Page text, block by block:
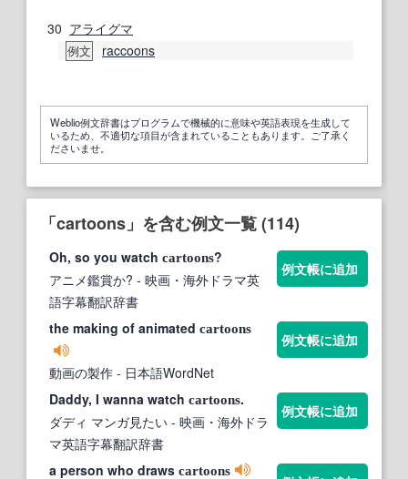
30 アライグマ
例文 raccoons
Weblio例文辞書はプログラムで機械的に意味や英語表現を生成して
いるため、不適切な項目が含まれていることもあります。ご了承く
ださいませ。
「cartoons」を含む例文一覧 (114)
Oh, so you watch cartoons?
アニメ鑑賞か? - 映画・海外ドラマ英
語字幕翻訳辞書
例文帳に追加
the making of animated cartoons
動画の製作 - 日本語WordNet
例文帳に追加
Daddy, I wanna watch cartoons.
ダディ マンガ見たい - 映画・海外ドラ
マ英語字幕翻訳辞書
例文帳に追加
a person who draws cartoons